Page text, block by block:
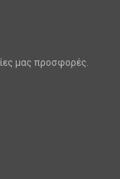
μας προσφορές.